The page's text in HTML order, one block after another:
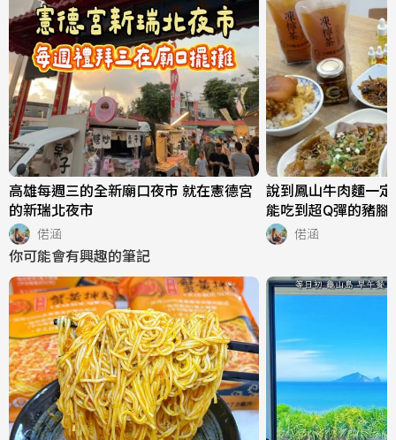
高雄每週三的全新廟口夜市 就在憲德宮
的新瑞北夜市
偌涵
說到鳳山牛肉麵一
能吃到超Q彈的豬腳
橘香花椒油必試 滷
還有冷氣吹
偌涵
你可能會有興趣的筆記